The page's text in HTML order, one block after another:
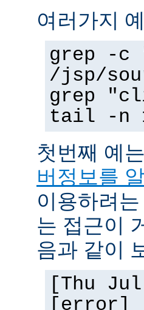
여러가지
grep -c
/jsp/
grep
tail -n
첫번째 예는
버정보를
이용하려
는 접근이
음과 같이
[Thu
[error]